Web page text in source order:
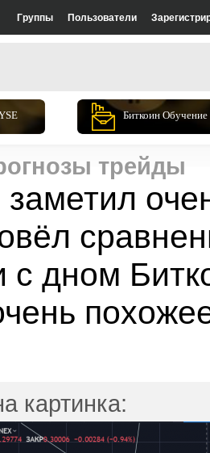
Группы Пользователи
Биткоин Обучение
трейды
заметил
с дном
картинка: